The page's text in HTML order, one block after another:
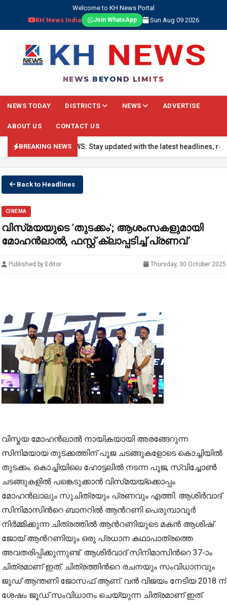
Welcome to KH News Portal
KH News India
Join WhatsApp Sun Aug 09 2026
NEWS BEYOND LIMITS
NEWS TODAY DISTRICTS NEWS ADVERTISE
ABOUT US CONTACT US
BREAKING NEWS
🔴 BREAKING NEWS: Stay updated with the latest headlines,
Back to Headlines
CINEMA
വിസ്‍മയയുടെ 'തുടക്കം'; ആശംസകളുമായി
മോഹന്‍ലാല്‍, ഫസ്റ്റ് ക്ലാപ്പടിച്ച് പ്രണവ്
Published by Editor Thursday, 30 October 2025
വിസ്മയ മോഹന്‍ലാല്‍ നായികയായി അരങ്ങേറുന്ന
സിനിമയായ തുടക്കത്തിന് പൂജ ചടങ്ങുകളോടെ കൊച്ചിയില്‍
തുടക്കം. കൊച്ചിയിലെ ഹോട്ടലില്‍ നടന്ന പൂജ, സ്വിച്ചോണ്‍
ചടങ്ങുകളില്‍ പങ്കെടുക്കാന്‍ വിസ്‍മയയ്ക്കൊപ്പം
മോഹന്‍ലാലും സുചിത്രയും പ്രണവും എത്തി. ആശിര്‍വാദ്
സിനിമാസിന്‍റെ ബാനറില്‍ ആന്‍റണി പെരുമ്പാവൂര്‍
നിര്‍മ്മിക്കുന്ന ചിത്രത്തില്‍ ആന്‍റണിയുടെ മകന്‍ ആശിഷ്
ജോയ് ആന്‍റണിയും ഒരു പ്രധാന കഥാപാത്രത്തെ
അവതരിപ്പിക്കുന്നുണ്ട്. ആശിര്‍വാദ് സിനിമാസിന്‍റെ 37-ാം
ചിത്രമാണ് ഇത്. ചിത്രത്തിന്‍റെ രചനയും സംവിധാനവും
ജൂഡ് ആന്തണി ജോസഫ് ആണ്. വന്‍ വിജയം നേടിയ 2018 ന്
ശേഷം ജൂഡ് സംവിധാനം ചെയ്യുന്ന ചിത്രമാണ് ഇത്.